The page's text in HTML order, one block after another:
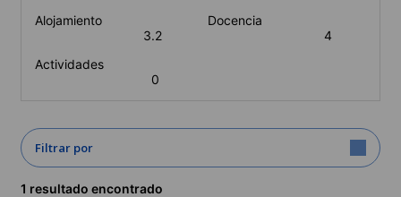
Alojamiento
3.2
Docencia
4
Actividades
0
Filtrar por
1 resultado encontrado